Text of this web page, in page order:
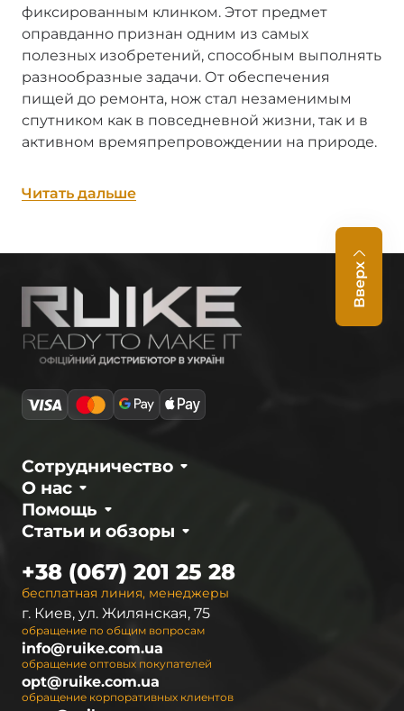
фиксированным клинком. Этот предмет
оправданно признан одним из самых
полезных изобретений, способным выполнять
разнообразные задачи. От обеспечения
пищей до ремонта, нож стал незаменимым
спутником как в повседневной жизни, так и в
активном времяпрепровождении на природе.
Универсальные
возможности ножа
Нож служит верным помощником в многих
пищу, выполнять ремонтные работы и
осуществлять различные задачи, важные как
для ежедневной жизни, так и для активного
отдыха. Его универсальность не заменима – с
иногда и вовсе невозможно обойтись без его
Преимущества ножа с
фиксированным клинком
Преимущества
Прочность и
надежность
Ножи с фиксированным
клинком известны своей
прочностью и надежностью,
использовании.
Удобство Простота конструкции делает
Читать дальше
Вверх
О нас
Сотрудничество
Статьи и обзоры
Помощь
бесплатная линия, менеджеры
+38 (067) 201 25 28
г. Киев, ул. Жилянская, 75
обращение по общим вопросам
info@ruike.com.ua
обращение оптовых покупателей
opt@ruike.com.ua
обращение корпоративных клиентов